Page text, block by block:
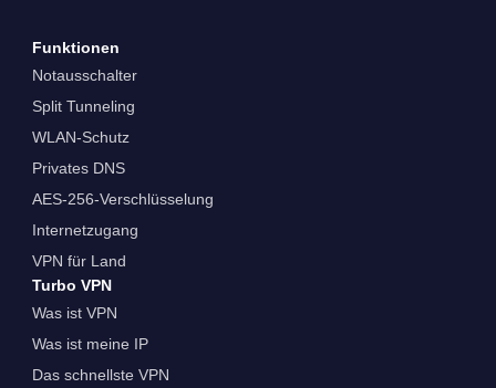
Funktionen
Notausschalter
Split Tunneling
WLAN-Schutz
Privates DNS
AES-256-Verschlüsselung
Internetzugang
VPN für Land
Turbo VPN
Was ist VPN
Was ist meine IP
Das schnellste VPN